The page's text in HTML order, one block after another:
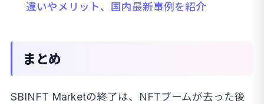
違いやメリット、国内最新事例を紹介
まとめ
SBINFT Marketの終了は、NFTブームが去った後